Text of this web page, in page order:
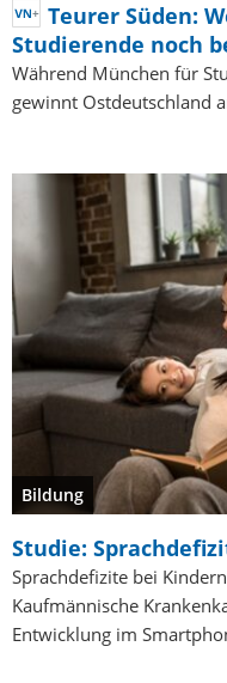
Teurer Süden:
Studierende noch
Während München für
gewinnt Ostdeutschland
Bildung
Studie:
Sprachdefizite bei
Kaufmännische
Entwicklung im